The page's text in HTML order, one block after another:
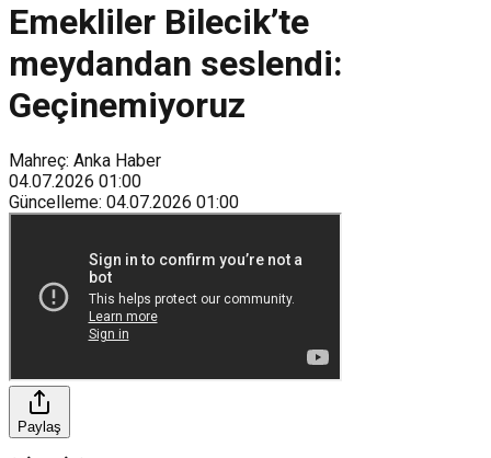
Emekliler Bilecik’te
meydandan seslendi:
Geçinemiyoruz
Mahreç: Anka Haber
04.07.2026 01:00
Güncelleme: 04.07.2026 01:00
Paylaş